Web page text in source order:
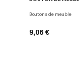
Boutons de meuble
9,06 €